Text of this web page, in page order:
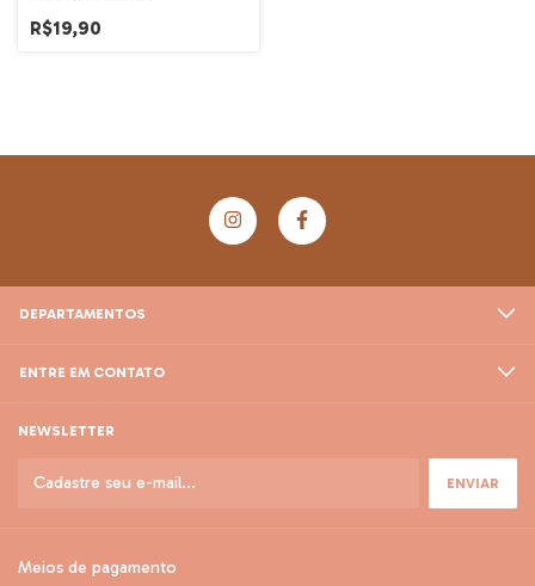
R$19,90
DEPARTAMENTOS
ENTRE EM CONTATO
NEWSLETTER
Meios de pagamento